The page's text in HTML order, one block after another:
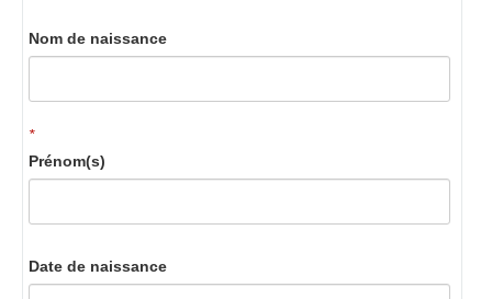
Nom de naissance
*
Prénom(s)
Date de naissance